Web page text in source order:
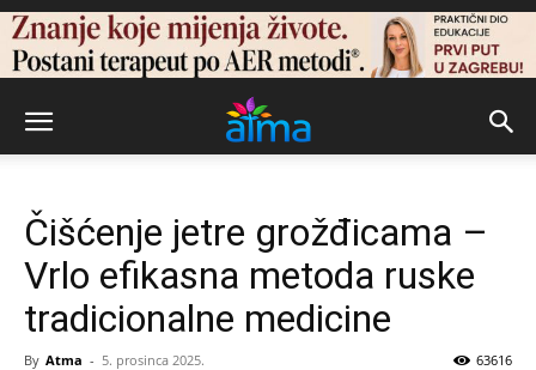
Čišćenje jetre grožđicama –
Vrlo efikasna metoda ruske
tradicionalne medicine
By Atma - 5. prosinca 2025. 63616